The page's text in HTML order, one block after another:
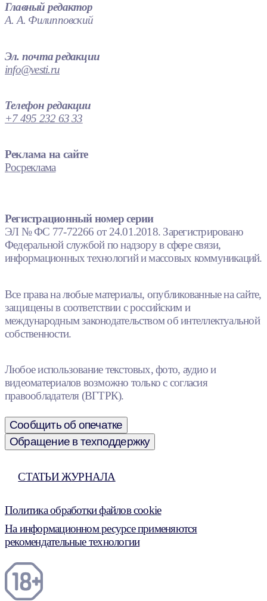
Главный редактор
А. А. Филипповский
Эл. почта редакции
info@vesti.ru
Телефон редакции
+7 495 232 63 33
Реклама на сайте
Росреклама
Регистрационный номер серии
ЭЛ № ФС 77-72266 от 24.01.2018. Зарегистрировано
Федеральной службой по надзору в сфере связи,
информационных технологий и массовых коммуникаций.
Все права на любые материалы, опубликованные на сайте,
защищены в соответствии с российским и
международным законодательством об интеллектуальной
собственности.
Любое использование текстовых, фото, аудио и
видеоматериалов возможно только с согласия
правообладателя (ВГТРК).
Сообщить об опечатке
Обращение в техподдержку
СТАТЬИ ЖУРНАЛА
Политика обработки файлов cookie
На информационном ресурсе применяются
рекомендательные технологии